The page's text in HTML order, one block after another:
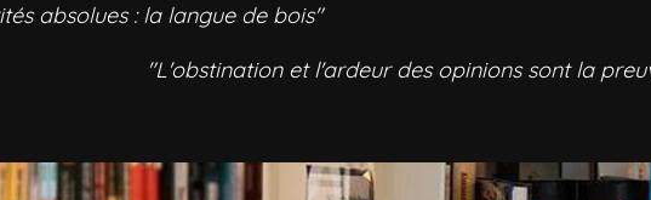
absolues : la langue de bois"
"L'obstination et l'ardeur des opinions sont la